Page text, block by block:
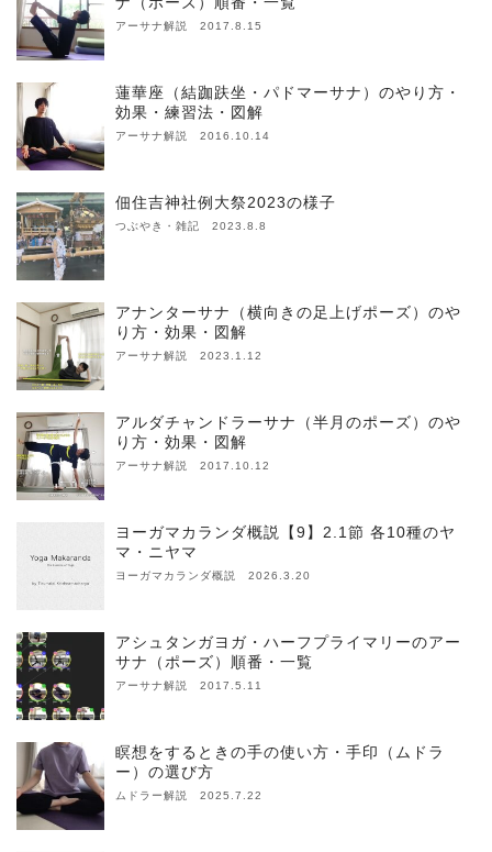
アーサナ解説 2017.8.15
蓮華座（結跏趺坐・パドマーサナ）のやり方・
効果・練習法・図解
アーサナ解説 2016.10.14
佃住吉神社例大祭2023の様子
つぶやき・雑記 2023.8.8
アナンターサナ（横向きの足上げポーズ）のや
り方・効果・図解
アーサナ解説 2023.1.12
アルダチャンドラーサナ（半月のポーズ）のや
り方・効果・図解
アーサナ解説 2017.10.12
ヨーガマカランダ概説【9】2.1節 各10種のヤ
マ・ニヤマ
ヨーガマカランダ概説 2026.3.20
アシュタンガヨガ・ハーフプライマリーのアー
サナ（ポーズ）順番・一覧
アーサナ解説 2017.5.11
瞑想をするときの手の使い方・手印（ムドラ
ー）の選び方
ムドラー解説 2025.7.22